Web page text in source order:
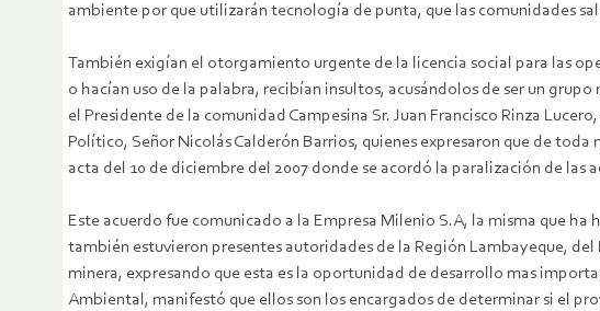
ambiente por que utilizarán tecnología de punta, que las comunidades
También exigían el otorgamiento urgente de la licencia social para las
o hacían uso de la palabra, recibían insultos, acusándolos de ser un
el Presidente de la comunidad Campesina Sr. Juan Francisco Rinza
Político, Señor Nicolás Calderón Barrios, quienes expresaron que de
acta del 10 de diciembre del 2007 donde se acordó la paralización de
Este acuerdo fue comunicado a la Empresa Milenio S.A, la misma que
también estuvieron presentes autoridades de la Región Lambayeque,
minera, expresando que esta es la oportunidad de desarrollo mas
Ambiental, manifestó que ellos son los encargados de determinar si el